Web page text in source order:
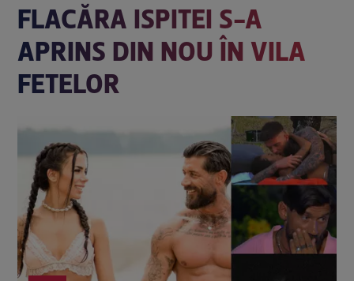
FLACĂRA ISPITEI S-A
APRINS DIN NOU ÎN VILA
FETELOR